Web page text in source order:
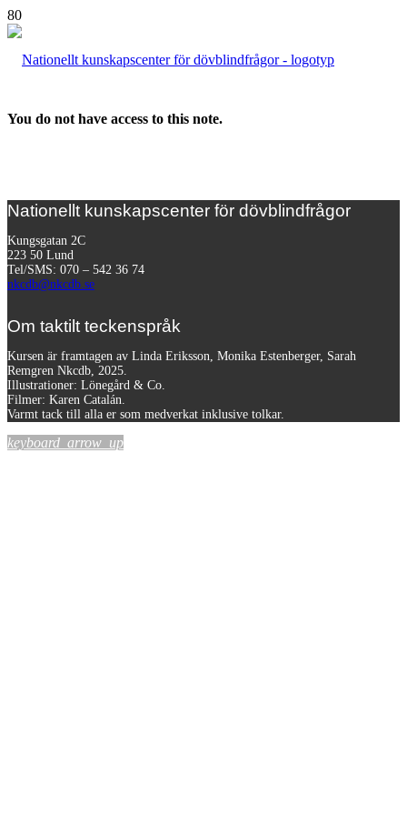
You do not have access to this note.
Nationellt kunskapscenter för dövblindfrågor
Kungsgatan 2C
223 50 Lund
Tel/SMS: 070 – 542 36 74
nkcdb@nkcdb.se
Om taktilt teckenspråk
Kursen är framtagen av Linda Eriksson, Monika Estenberger, Sarah
Remgren Nkcdb, 2025.
Illustrationer: Lönegård & Co.
Filmer: Karen Catalán.
Varmt tack till alla er som medverkat inklusive tolkar.
keyboard_arrow_up